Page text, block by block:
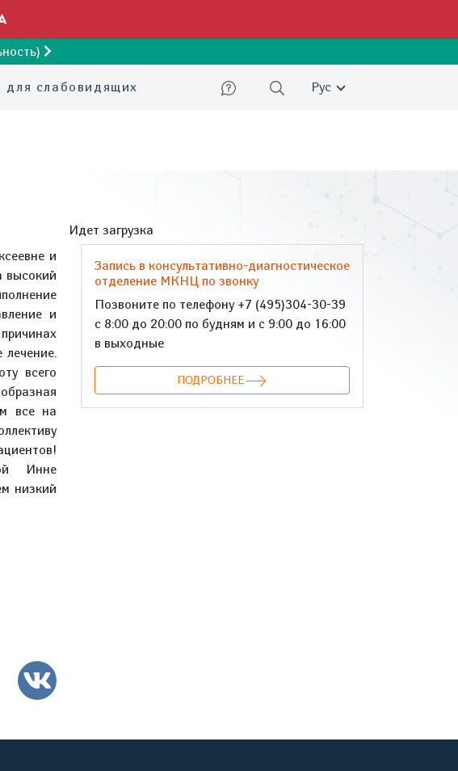
для слабовидящих Русский
и
высокий
и
всего
все на
Инне
низкий
ВКонтакте
Идет загрузка
Запись в консультативно-диагностическое
отделение МКНЦ по звонку
Позвоните по телефону +7 (495)304-30-39
с 8:00 до 20:00 по будням и с 9:00 до 16:00
в выходные
ПОДРОБНЕЕ